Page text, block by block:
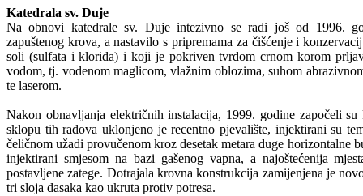
Katedrala sv. Duje
Na obnovi katedrale sv. Duje intezivno se radi još od 1996.
zapuštenog krova, a nastavilo s pripremama za čišćenje i
soli (sulfata i klorida) i koji je pokriven tvrdom crnom korom
vodom, tj. vodenom maglicom, vlažnim oblozima, suhom
te laserom.
Nakon obnavljanja električnih instalacija, 1999. godine započeli
sklopu tih radova uklonjeno je recentno pjevalište, injektirani su
čeličnom užadi provučenom kroz desetak metara duge horizontalne
injektirani smjesom na bazi gašenog vapna, a najoštećenija
postavljene zatege. Dotrajala krovna konstrukcija zamijenjena je
tri sloja dasaka kao ukruta protiv potresa.